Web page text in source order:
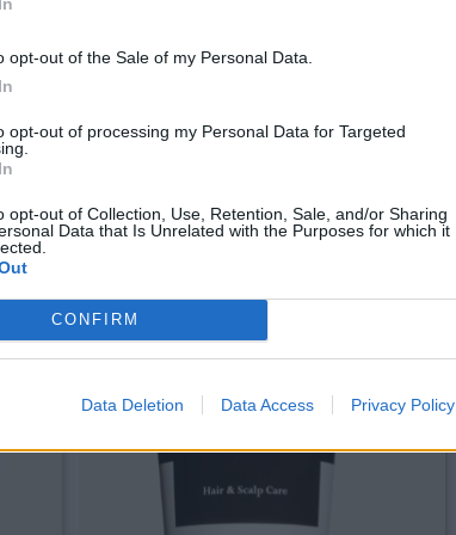
opt-out of the Sale of my Personal Data.
opt-out of processing my Personal Data for Targeted
opt-out of Collection, Use, Retention, Sale, and/or Sharing
Data that Is Unrelated with the Purposes for which it
CONFIRM
Data Deletion Data Access Privacy Policy
«συνοδεύσει» όλα τα σαμπουάν του
εξαιρετική του σύνθεση τα οφέλη τους.